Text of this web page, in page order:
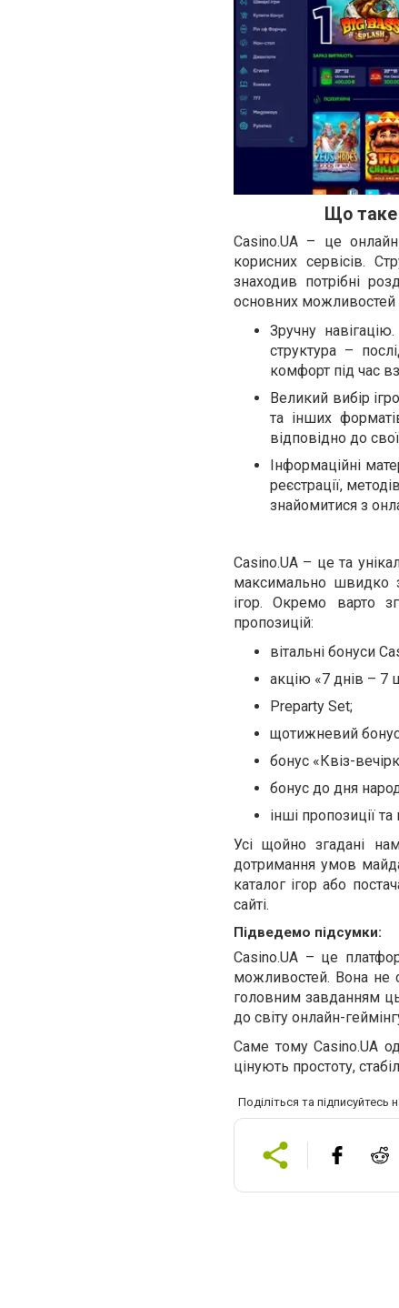
Що таке
Casino.UA – це
корисних сервісів.
знаходив потрібні
основних
Зручну
структура –
комфорт під час
Великий вибір
та інших
відповідно до
Інформаційні
реєстрації,
знайомитися з
Casino.UA – це та
максимально швидко
ігор. Окремо варто
пропозицій:
вітальні бонуси
акцію «7 днів – 7
Preparty Set;
щотижневий
бонус «Квіз-
бонус до дня
інші пропозиції
Усі щойно згадані
дотримання умов
каталог ігор або
сайті.
Підведемо підсумки:
Casino.UA – це
можливостей. Вона не
головним завданням
до світу онлайн-
Саме тому Casino.UA
цінують простоту,
Поділіться та підписуйтесь